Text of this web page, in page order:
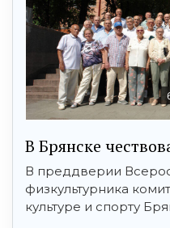
В Брянске
В преддверии
физкультурника
культуре и спорту